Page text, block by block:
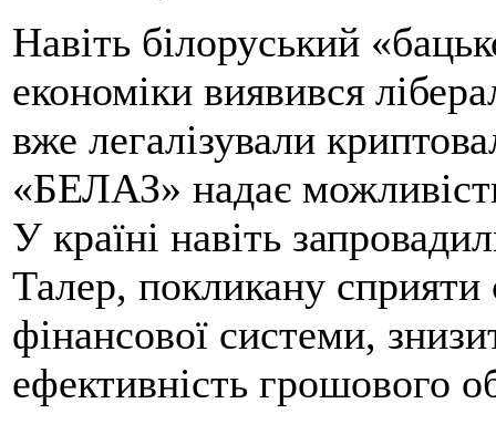
Навіть білоруський
економіки виявився
вже легалізували
«БЕЛАЗ» надає
У країні навіть
Талер, покликану сприяти
фінансової системи,
ефективність грошового